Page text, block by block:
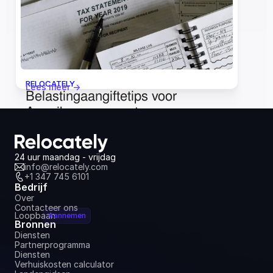
RELOCATELY
Belastingaangiftetips voor
Amerikaanse expats
Lees meer ->
24 uur maandag - vrijdag
info@relocately.com
+1 347 745 6101
Bedrijf
Over
Contacteer ons
LoopbaanAannemen
Bronnen
Diensten
Partnerprogramma
Diensten
Verhuiskosten calculator